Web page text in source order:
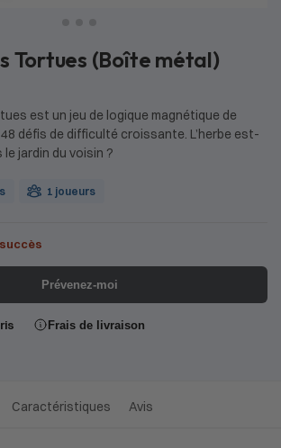
Tortues (Boîte métal)
est un jeu de logique magnétique de
défis de difficulté croissante. L’herbe est-
jardin du voisin ?
1 joueurs
Prévenez-moi
Frais de livraison
Caractéristiques Avis